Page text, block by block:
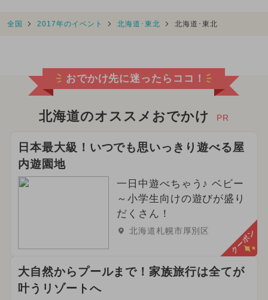
全国 2017年のイベント 北海道･東北 北海道･東北
おでかけ先に迷ったらココ！
北海道のオススメおでかけ PR
日本最大級！いつでも思いっきり遊べる屋
内遊園地
一日中遊べちゃう♪ ベビー
～小学生向けの遊びが盛り
だくさん！
北海道札幌市厚別区 クーポン
大自然からプールまで！家族旅行は全てが
叶うリゾートへ